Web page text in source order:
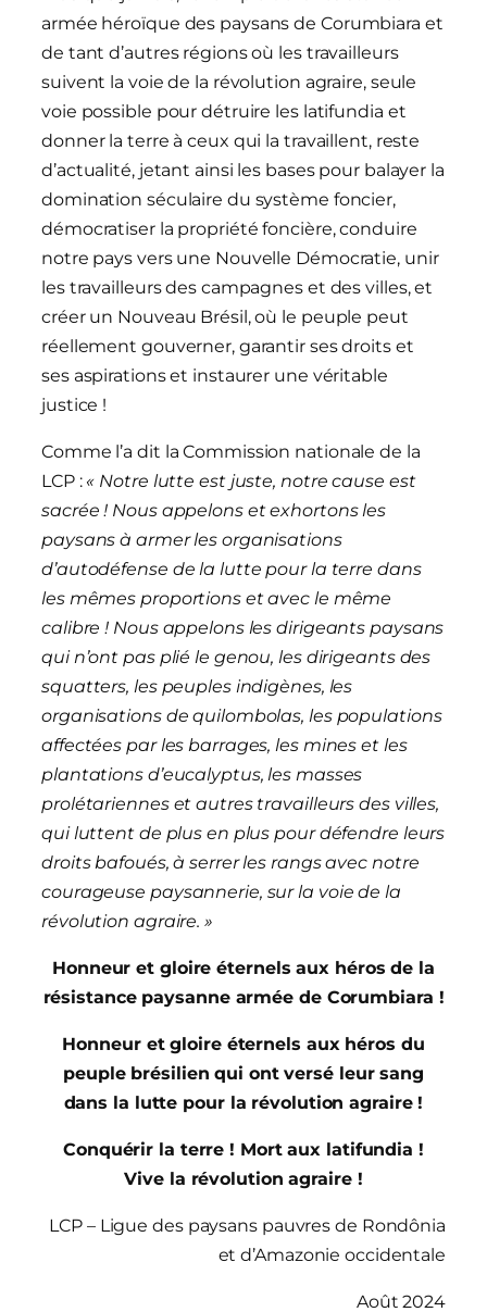
armée héroïque des paysans de Corumbiara et
de tant d’autres régions où les travailleurs
suivent la voie de la révolution agraire, seule
voie possible pour détruire les latifundia et
donner la terre à ceux qui la travaillent, reste
d’actualité, jetant ainsi les bases pour balayer la
domination séculaire du système foncier,
démocratiser la propriété foncière, conduire
notre pays vers une Nouvelle Démocratie, unir
les travailleurs des campagnes et des villes, et
créer un Nouveau Brésil, où le peuple peut
réellement gouverner, garantir ses droits et
ses aspirations et instaurer une véritable
justice !
Comme l’a dit la Commission nationale de la
LCP : « Notre lutte est juste, notre cause est
sacrée ! Nous appelons et exhortons les
paysans à armer les organisations
d’autodéfense de la lutte pour la terre dans
les mêmes proportions et avec le même
calibre ! Nous appelons les dirigeants paysans
qui n’ont pas plié le genou, les dirigeants des
squatters, les peuples indigènes, les
organisations de quilombolas, les populations
affectées par les barrages, les mines et les
plantations d’eucalyptus, les masses
prolétariennes et autres travailleurs des villes,
qui luttent de plus en plus pour défendre leurs
droits bafoués, à serrer les rangs avec notre
courageuse paysannerie, sur la voie de la
révolution agraire. »
Honneur et gloire éternels aux héros de la
résistance paysanne armée de Corumbiara !
Honneur et gloire éternels aux héros du
peuple brésilien qui ont versé leur sang
dans la lutte pour la révolution agraire !
Conquérir la terre ! Mort aux latifundia !
Vive la révolution agraire !
LCP – Ligue des paysans pauvres de Rondônia
et d’Amazonie occidentale
Août 2024